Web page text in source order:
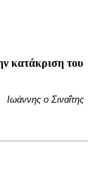
κατάκριση του
Ιωάννης ο Σιναΐτης